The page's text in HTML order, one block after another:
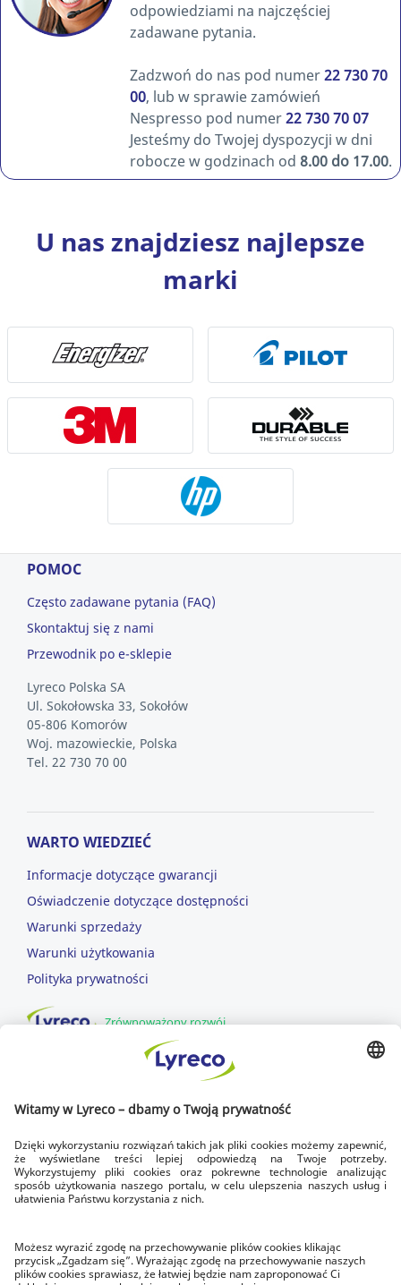
odpowiedziami na najczęściej
zadawane pytania.
Zadzwoń do nas pod numer22 730 70
00, lub w sprawie zamówień
Nespresso pod numer22 730 70 07
Jesteśmy do Twojej dyspozycji w dni
robocze w godzinach od 8.00 do 17.00.
U nas znajdziesz najlepsze
marki
POMOC
Często zadawane pytania (FAQ)
Skontaktuj się z nami
Przewodnik po e-sklepie
Lyreco Polska SA
Ul. Sokołowska 33, Sokołów
05-806 Komorów
Woj. mazowieckie, Polska
Tel. 22 730 70 00
WARTO WIEDZIEĆ
Informacje dotyczące gwarancji
Oświadczenie dotyczące dostępności
Warunki sprzedaży
Warunki użytkowania
Polityka prywatności
Zrównoważony rozwój
dowozimy w dni robocze
DOSTAWA NA CZAS
zawsze do godziny 17.00